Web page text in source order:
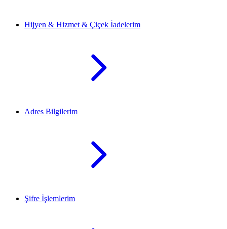
Hijyen & Hizmet & Çiçek İadelerim
Adres Bilgilerim
Şifre İşlemlerim